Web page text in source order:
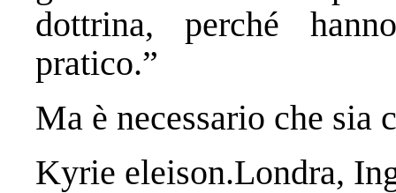
dottrina, perché
pratico.”
Ma è necessario che sia
Kyrie eleison.Londra,